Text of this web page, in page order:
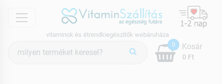
menu
vitaminok és étrendkiegészítők webáruháza
keresés
0
0 Ft
Kosár